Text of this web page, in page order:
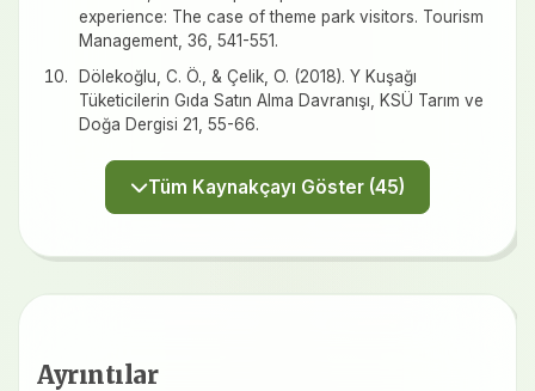
experience: The case of theme park visitors. Tourism
Management, 36, 541-551.
Dölekoğlu, C. Ö., & Çelik, O. (2018). Y Kuşağı
Tüketicilerin Gıda Satın Alma Davranışı, KSÜ Tarım ve
Doğa Dergisi 21, 55-66.
Tüm Kaynakçayı Göster (45)
Ayrıntılar